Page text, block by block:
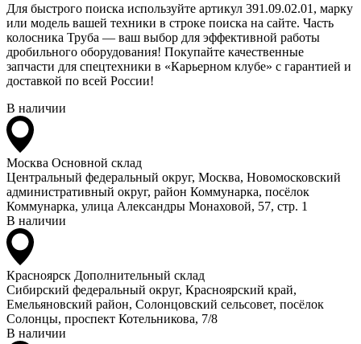
Для быстрого поиска используйте артикул 391.09.02.01, марку
или модель вашей техники в строке поиска на сайте. Часть
колосника Труба — ваш выбор для эффективной работы
дробильного оборудования! Покупайте качественные
запчасти для спецтехники в «Карьерном клубе» с гарантией и
доставкой по всей России!
В наличии
Москва Основной склад
Центральный федеральный округ, Москва, Новомосковский
административный округ, район Коммунарка, посёлок
Коммунарка, улица Александры Монаховой, 57, стр. 1
В наличии
Красноярск Дополнительный склад
Сибирский федеральный округ, Красноярский край,
Емельяновский район, Солонцовский сельсовет, посёлок
Солонцы, проспект Котельникова, 7/8
В наличии